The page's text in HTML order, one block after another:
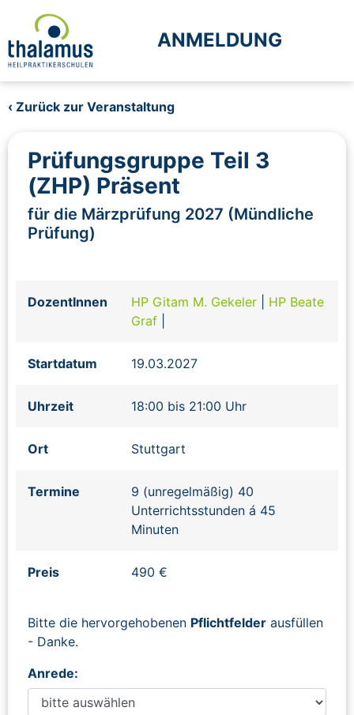
ANMELDUNG
‹ Zurück zur Veranstaltung
Prüfungsgruppe Teil 3
(ZHP) Präsent
für die Märzprüfung 2027 (Mündliche
Prüfung)
DozentInnen HP Gitam M. Gekeler
HP Beate
Graf
Startdatum 19.03.2027
Uhrzeit 18:00 bis 21:00 Uhr
Ort Stuttgart
Termine
9 (unregelmäßig) 40
Unterrichtsstunden á 45
Minuten
Preis 490 €
Bitte die hervorgehobenen Pflichtfelder ausfüllen
- Danke.
Anrede: